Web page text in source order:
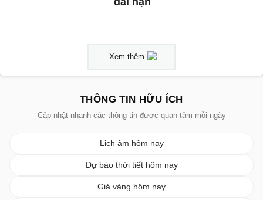
Xem thêm
THÔNG TIN HỮU ÍCH
Cập nhật nhanh các thông tin được quan tâm mỗi ngày
Lịch âm hôm nay
Dự báo thời tiết hôm nay
Giá vàng hôm nay